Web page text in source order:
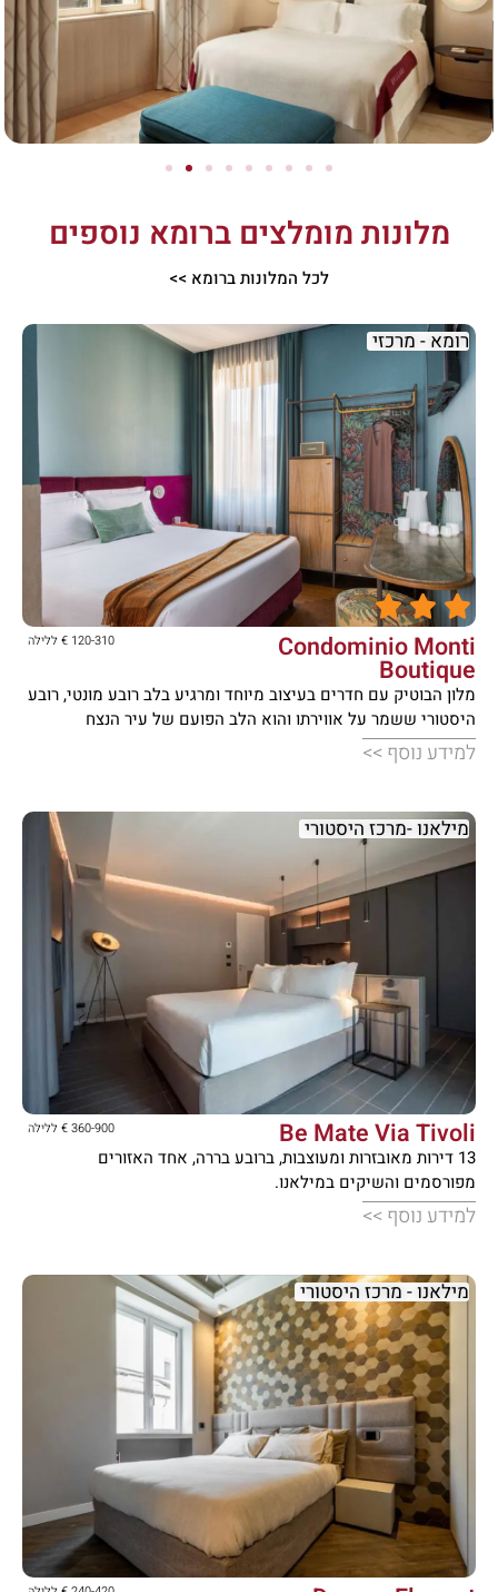
מלונות מומלצים ברומא נוספים
לכל המלונות ברומא >>





Condominio Monti
Boutique
120-310 € ללילה
מלון הבוטיק עם חדרים בעיצוב מיוחד ומרגיע בלב רובע מונטי, רובע
היסטורי ששמר על אווירתו והוא הלב הפועם של עיר הנצח
למידע נוסף >>
רומא - מרכזי





Be Mate Via Tivoli 360-900 € ללילה
13 דירות מאובזרות ומעוצבות, ברובע בררה, אחד האזורים
מפורסמים והשיקים במילאנו.
למידע נוסף >>
מילאנו -מרכז היסטורי




מילאנו - מרכז היסטורי